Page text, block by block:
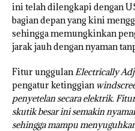
ini telah dilengkapi dengan
bagian depan yang kini
sehingga memungkinkan
jarak jauh dengan nyaman
Fitur unggulan Electrically
pengatur ketinggian
penyetelan secara elektrik.
skutik besar ini semakin
sehingga mampu